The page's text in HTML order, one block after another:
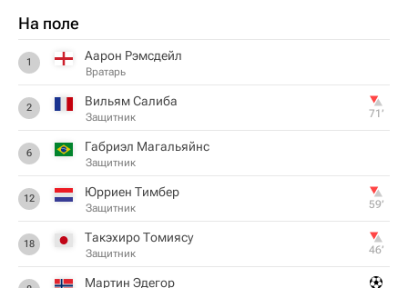
На поле
1 Аарон Рэмсдейл
Вратарь
2 Вильям Салиба
Защитник 71‎’‎
6 Габриэл Магальяйнс
Защитник
12 Юрриен Тимбер
Защитник 59‎’‎
18 Такэхиро Томиясу
Защитник 46‎’‎
Мартин Эдегор